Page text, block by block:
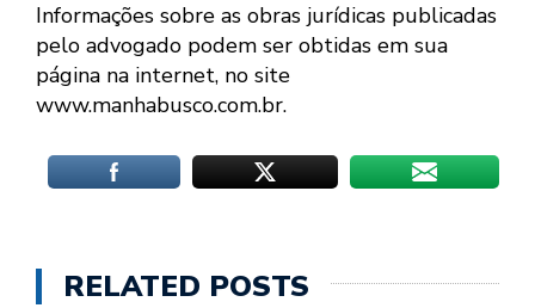
Informações sobre as obras jurídicas publicadas
pelo advogado podem ser obtidas em sua
página na internet, no site
www.manhabusco.com.br.
RELATED POSTS